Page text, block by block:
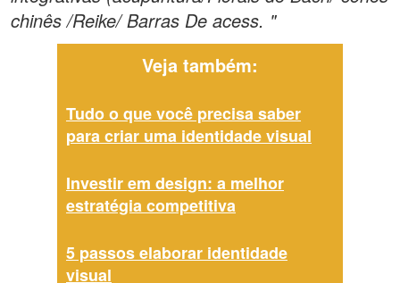
chinês /Reike/ Barras De acess. "
Veja também:
Tudo o que você precisa saber
para criar uma identidade visual
Investir em design: a melhor
estratégia competitiva
5 passos elaborar identidade
visual